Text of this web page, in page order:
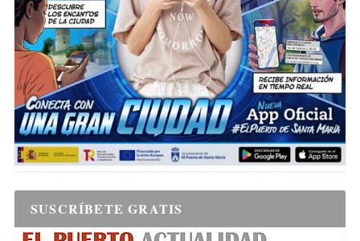
SUSCRÍBETE GRATIS